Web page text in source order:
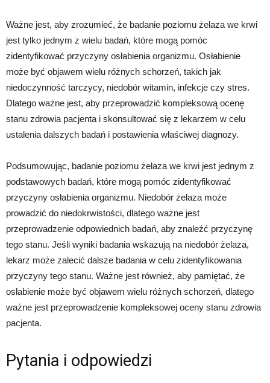
Ważne jest, aby zrozumieć, że badanie poziomu żelaza we krwi
jest tylko jednym z wielu badań, które mogą pomóc
zidentyfikować przyczyny osłabienia organizmu. Osłabienie
może być objawem wielu różnych schorzeń, takich jak
niedoczynność tarczycy, niedobór witamin, infekcje czy stres.
Dlatego ważne jest, aby przeprowadzić kompleksową ocenę
stanu zdrowia pacjenta i skonsultować się z lekarzem w celu
ustalenia dalszych badań i postawienia właściwej diagnozy.
Podsumowując, badanie poziomu żelaza we krwi jest jednym z
podstawowych badań, które mogą pomóc zidentyfikować
przyczyny osłabienia organizmu. Niedobór żelaza może
prowadzić do niedokrwistości, dlatego ważne jest
przeprowadzenie odpowiednich badań, aby znaleźć przyczynę
tego stanu. Jeśli wyniki badania wskazują na niedobór żelaza,
lekarz może zalecić dalsze badania w celu zidentyfikowania
przyczyny tego stanu. Ważne jest również, aby pamiętać, że
osłabienie może być objawem wielu różnych schorzeń, dlatego
ważne jest przeprowadzenie kompleksowej oceny stanu zdrowia
pacjenta.
Pytania i odpowiedzi